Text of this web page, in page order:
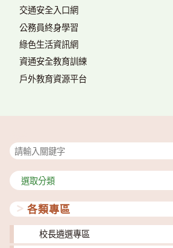
交通安全入口網
公務員終身學習
綠色生活資訊網
資通安全教育訓練
戶外教育資源平台
分
類
各類專區
校長遴選專區